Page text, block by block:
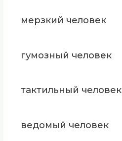
мерзкий человек
гумозный человек
тактильный человек
ведомый человек